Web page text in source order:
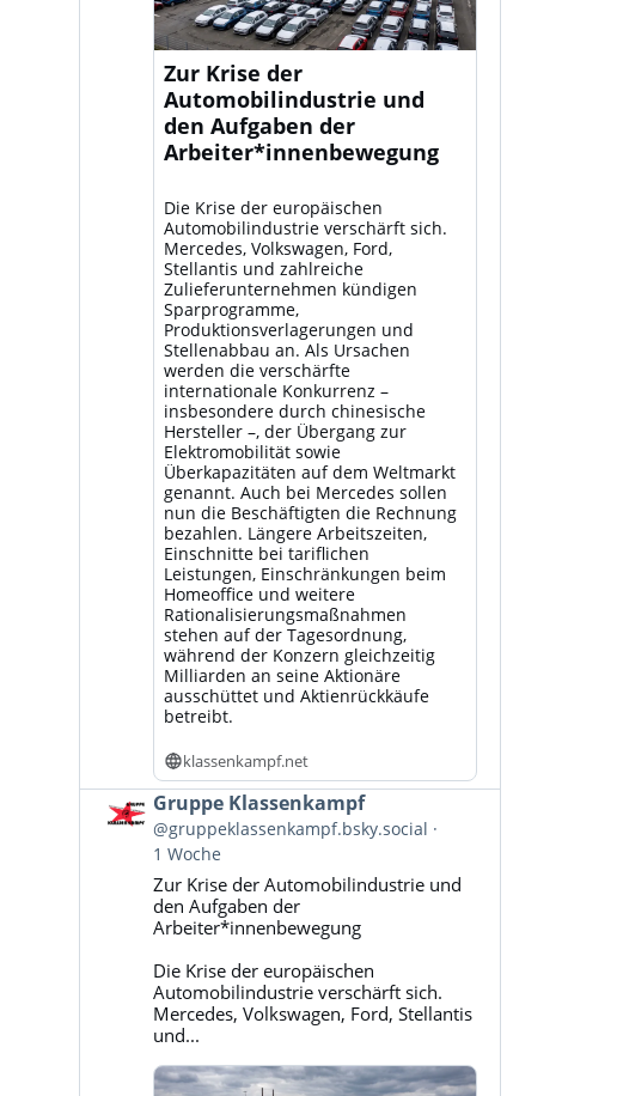
Zur Krise der
Automobilindustrie und
den Aufgaben der
Arbeiter*innenbewegung
Die Krise der europäischen
Automobilindustrie verschärft sich.
Mercedes, Volkswagen, Ford,
Stellantis und zahlreiche
Zulieferunternehmen kündigen
Sparprogramme,
Produktionsverlagerungen und
Stellenabbau an. Als Ursachen
werden die verschärfte
internationale Konkurrenz –
insbesondere durch chinesische
Hersteller –, der Übergang zur
Elektromobilität sowie
Überkapazitäten auf dem Weltmarkt
genannt. Auch bei Mercedes sollen
nun die Beschäftigten die Rechnung
bezahlen. Längere Arbeitszeiten,
Einschnitte bei tariflichen
Leistungen, Einschränkungen beim
Homeoffice und weitere
Rationalisierungsmaßnahmen
stehen auf der Tagesordnung,
während der Konzern gleichzeitig
Milliarden an seine Aktionäre
ausschüttet und Aktienrückkäufe
betreibt.
klassenkampf.net
Beitrag
von
Gruppe
Klassenkampf
Bluesky
Gruppe Klassenkampf
@gruppeklassenkampf.bsky.social
1 Woche
Zur Krise der Automobilindustrie und
den Aufgaben der
Arbeiter*innenbewegung
Die Krise der europäischen
Automobilindustrie verschärft sich.
Mercedes, Volkswagen, Ford, Stellantis
und...